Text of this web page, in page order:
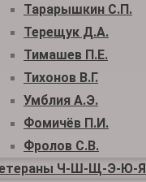
Тарарышкин С.П.
Терещук Д.А.
Тимашев П.Е.
Тихонов В.Г.
Умблия А.Э.
Фомичёв П.И.
Фролов С.В.
Ч-Ш-Щ-Э-Ю-Я